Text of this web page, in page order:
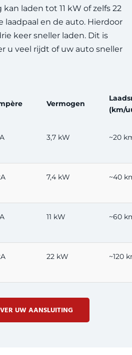
laden tot 11 kW of zelfs 22
laadpaal en de auto. Hierdoor
keer sneller laden. Dit is
u veel rijdt of uw auto sneller
Vermogen
(km/
3,7 kW ~20
7,4 kW ~40
11 kW ~60
22 kW ~120
UW AANSLUITING